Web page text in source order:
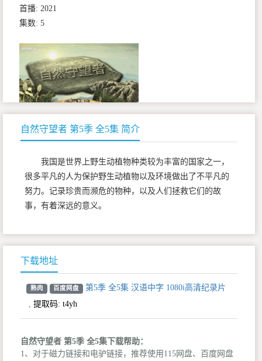
首播: 2021
集数: 5
自然守望者 第5季 全5集 简介
我国是世界上野生动植物种类较为丰富的国家之一，
很多平凡的人为保护野生动植物以及环境做出了不平凡的
努力。记录珍贵而濒危的物种，以及人们拯救它们的故
事，有着深远的意义。
下载地址
熟肉 百度网盘
第5季 全5集 汉语中字 1080i高清纪录片
, 提取码: t4yh
自然守望者 第5季 全5集下载帮助：
1、对于磁力链接和电驴链接，推荐使用115网盘、百度网盘